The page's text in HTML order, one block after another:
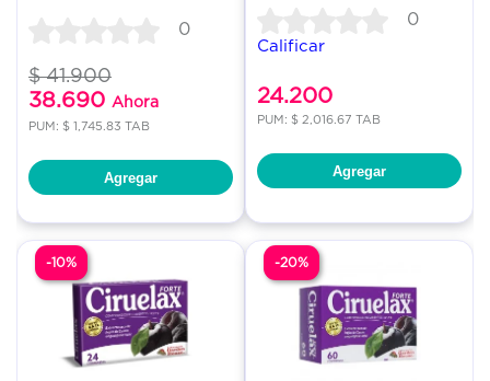
0
$ 41.900
38.690 Ahora
PUM: $ 1,745.83 TAB
Agregar
0
Calificar
24.200
PUM: $ 2,016.67 TAB
Agregar
-10% -20%